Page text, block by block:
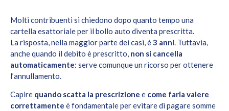
Molti contribuenti si chiedono dopo quanto tempo una
cartella esattoriale per il bollo auto diventa prescritta.
La risposta, nella maggior parte dei casi, è3 anni. Tuttavia,
anche quando il debito è prescritto, non si cancella
automaticamente: serve comunque un ricorso per ottenere
l’annullamento.
Capire quando scatta la prescrizione e come farla valere
correttamente è fondamentale per evitare di pagare somme